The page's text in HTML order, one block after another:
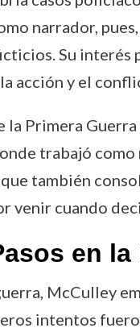
narrador,
Su
acción y el
la Primera
trabajó como
también
venir cuando
en
McCulley
intentos